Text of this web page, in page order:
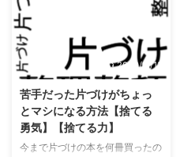
たときの対処方法を経験談を踏ま
えて記録します。 この記事を書
く２日前、実家に寄った所「かん
ばら宛にAmazonから代引きが届
いてるよ～何頼んだの？」と言わ
れました。 ツイ廃の私は知って
います。これは詐欺だ、と。 届
いたのは薄い段ボールの封筒のよ
うな形で、大きさはレコード１枚
分くらい。代引き金額は3600円
2020/11/13
苦手だった片づけがちょっ
とマシになる方法【捨てる
勇気】【捨てる力】
今まで片づけの本を何冊買ったの